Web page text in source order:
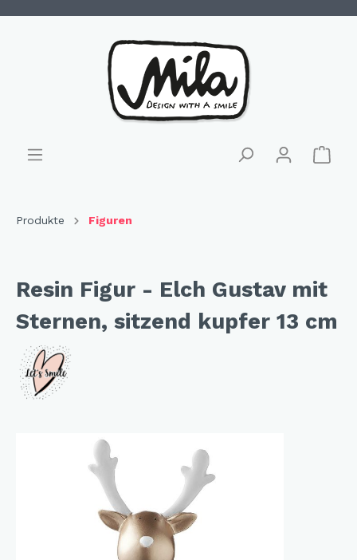
Produkte Figuren
Resin Figur - Elch Gustav mit
Sternen, sitzend kupfer 13 cm